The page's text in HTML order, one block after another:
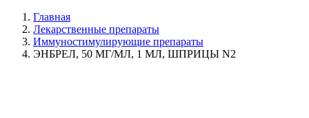
Главная
Лекарственные препараты
Иммуностимулирующие препараты
ЭНБРЕЛ, 50 МГ/МЛ, 1 МЛ, ШПРИЦЫ N2